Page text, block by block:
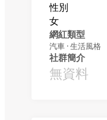
性別
女
網紅類型
汽車 · 生活風格
社群簡介
無資料